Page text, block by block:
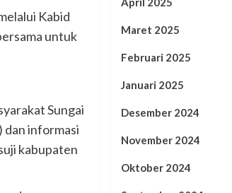
Kabid
untuk
Sungai
dan informasi
kabupaten
Maret 2025
Februari 2025
Januari 2025
Desember 2024
November 2024
Oktober 2024